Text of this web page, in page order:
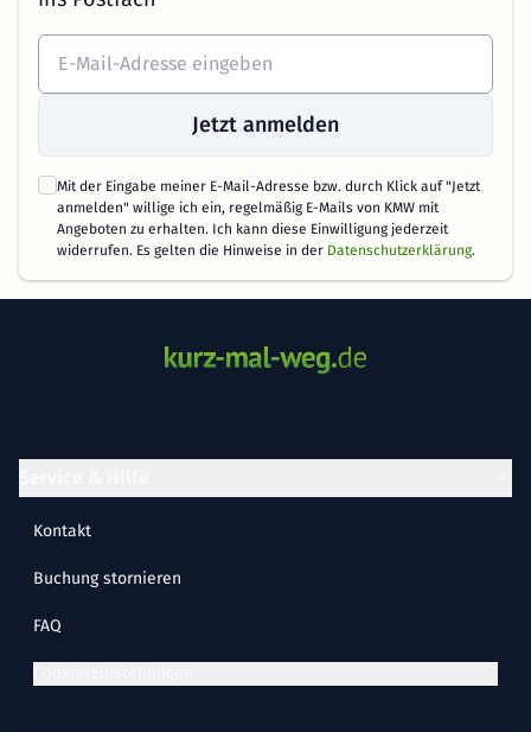
Jetzt anmelden
Mit der Eingabe meiner E-Mail-Adresse bzw. durch Klick auf "Jetzt
anmelden" willige ich ein, regelmäßig E-Mails von KMW mit
Angeboten zu erhalten. Ich kann diese Einwilligung jederzeit
widerrufen. Es gelten die Hinweise in der Datenschutzerklärung.
Kontakt
Buchung stornieren
FAQ